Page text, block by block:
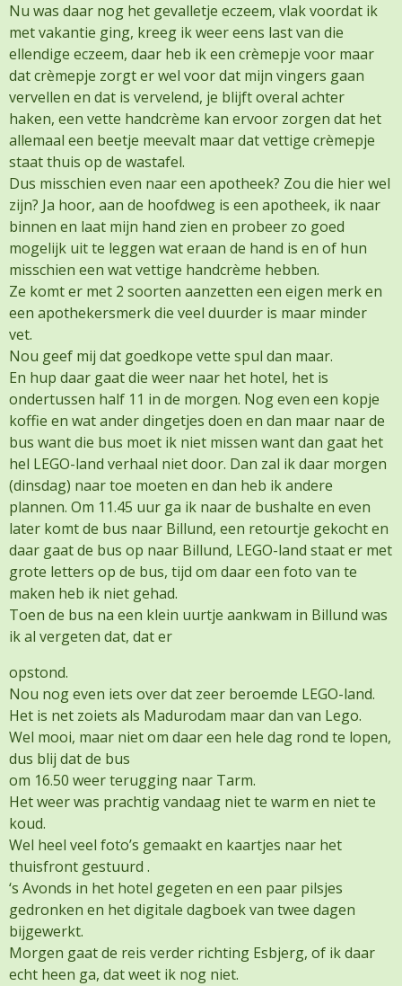
Nu was daar nog het gevalletje eczeem, vlak voordat ik
met vakantie ging, kreeg ik weer eens last van die
ellendige eczeem, daar heb ik een crèmepje voor maar
dat crèmepje zorgt er wel voor dat mijn vingers gaan
vervellen en dat is vervelend, je blijft overal achter
haken, een vette handcrème kan ervoor zorgen dat het
allemaal een beetje meevalt maar dat vettige crèmepje
staat thuis op de wastafel.
Dus misschien even naar een apotheek? Zou die hier wel
zijn? Ja hoor, aan de hoofdweg is een apotheek, ik naar
binnen en laat mijn hand zien en probeer zo goed
mogelijk uit te leggen wat eraan de hand is en of hun
misschien een wat vettige handcrème hebben.
Ze komt er met 2 soorten aanzetten een eigen merk en
een apothekersmerk die veel duurder is maar minder
vet.
Nou geef mij dat goedkope vette spul dan maar.
En hup daar gaat die weer naar het hotel, het is
ondertussen half 11 in de morgen. Nog even een kopje
koffie en wat ander dingetjes doen en dan maar naar de
bus want die bus moet ik niet missen want dan gaat het
hel LEGO-land verhaal niet door. Dan zal ik daar morgen
(dinsdag) naar toe moeten en dan heb ik andere
plannen. Om 11.45 uur ga ik naar de bushalte en even
later komt de bus naar Billund, een retourtje gekocht en
daar gaat de bus op naar Billund, LEGO-land staat er met
grote letters op de bus, tijd om daar een foto van te
maken heb ik niet gehad.
Toen de bus na een klein uurtje aankwam in Billund was
ik al vergeten dat, dat er
opstond.
Nou nog even iets over dat zeer beroemde LEGO-land.
Het is net zoiets als Madurodam maar dan van Lego.
Wel mooi, maar niet om daar een hele dag rond te lopen,
dus blij dat de bus
om 16.50 weer terugging naar Tarm.
Het weer was prachtig vandaag niet te warm en niet te
koud.
Wel heel veel foto’s gemaakt en kaartjes naar het
thuisfront gestuurd .
‘s Avonds in het hotel gegeten en een paar pilsjes
gedronken en het digitale dagboek van twee dagen
bijgewerkt.
Morgen gaat de reis verder richting Esbjerg, of ik daar
echt heen ga, dat weet ik nog niet.